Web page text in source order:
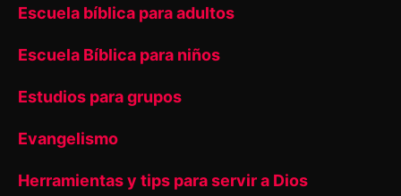
Escuela bíblica para adultos
Escuela Bíblica para niños
Estudios para grupos
Evangelismo
Herramientas y tips para servir a Dios